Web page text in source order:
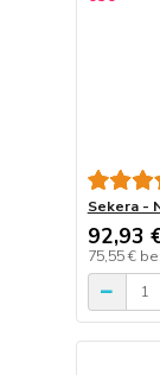
Sekera -
92,93
75,55 €